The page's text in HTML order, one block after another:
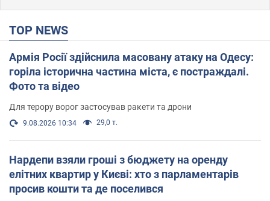
TOP NEWS
Армія Росії здійснила масовану атаку на Одесу:
горіла історична частина міста, є постраждалі.
Фото та відео
Для терору ворог застосував ракети та дрони
9.08.2026 10:34 29,0 т.
Нардепи взяли гроші з бюджету на оренду
елітних квартир у Києві: хто з парламентарів
просив кошти та де поселився